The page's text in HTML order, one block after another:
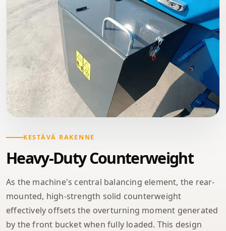
KESTÄVÄ RAKENNE
Heavy-Duty Counterweight
As the machine's central balancing element, the rear-
mounted, high-strength solid counterweight
effectively offsets the overturning moment generated
by the front bucket when fully loaded. This design